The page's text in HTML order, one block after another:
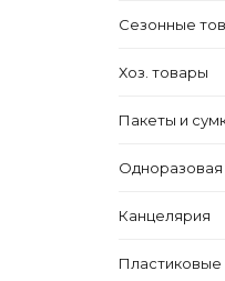
Сезонные
Хоз. товары
Пакеты и
Одноразовая
Канцелярия
Пластиковые